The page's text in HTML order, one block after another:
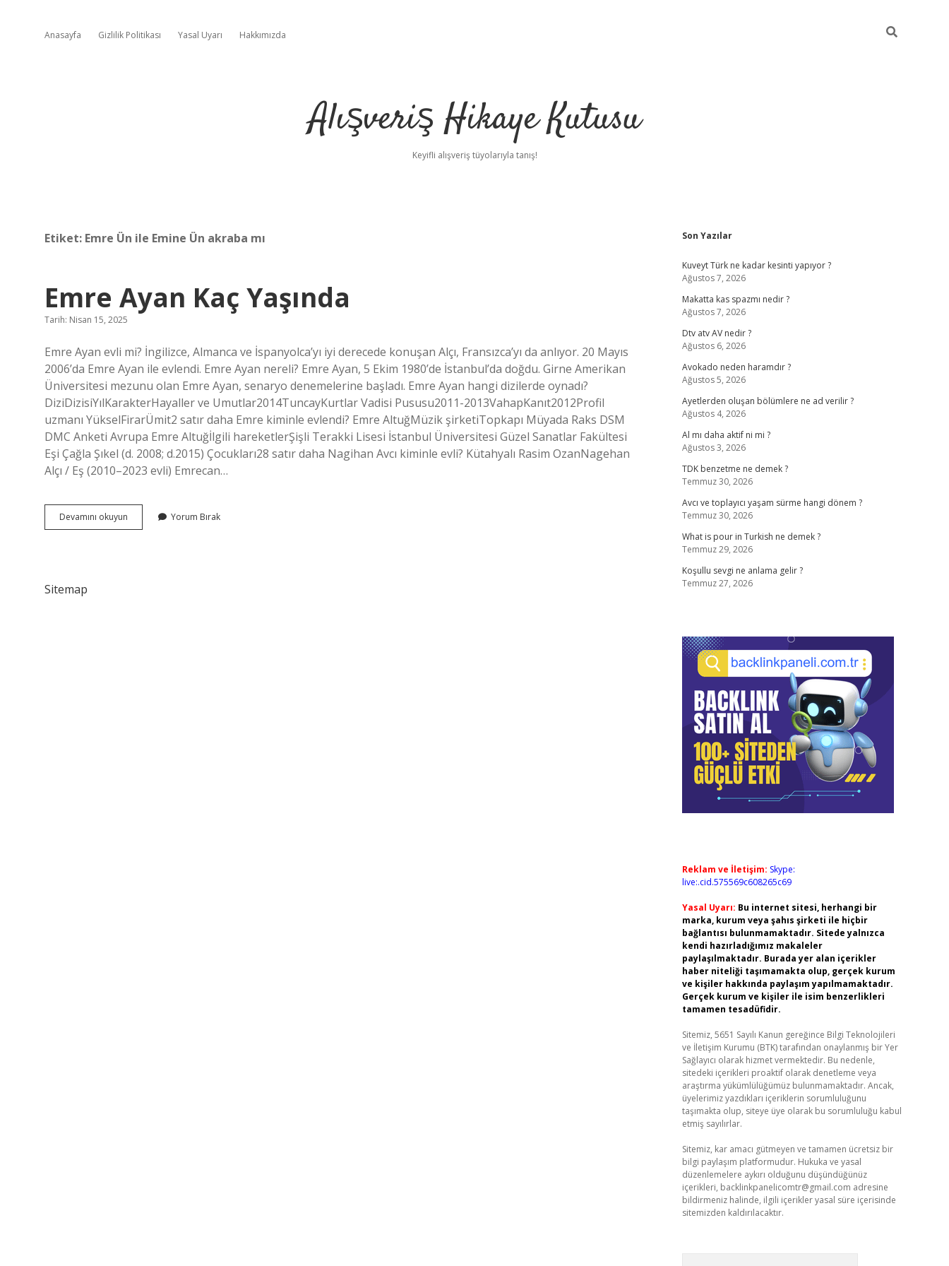
Anasayfa Gizlilik Politikası Yasal Uyarı Hakkımızda
Alışveriş Hikaye Kutusu
Keyifli alışveriş tüyolarıyla tanış!
Etiket: Emre Ün ile Emine Ün akraba mı
Emre Ayan Kaç Yaşında
Tarih: Nisan 15, 2025
Emre Ayan evli mi? İngilizce, Almanca ve İspanyolca’yı iyi derecede konuşan Alçı, Fransızca’yı da anlıyor. 20 Mayıs
2006’da Emre Ayan ile evlendi. Emre Ayan nereli? Emre Ayan, 5 Ekim 1980’de İstanbul’da doğdu. Girne Amerikan
Üniversitesi mezunu olan Emre Ayan, senaryo denemelerine başladı. Emre Ayan hangi dizilerde oynadı?
DiziDizisiYılKarakterHayaller ve Umutlar2014TuncayKurtlar Vadisi Pususu2011-2013VahapKanıt2012Profil
uzmanı YükselFirarÜmit2 satır daha Emre kiminle evlendi? Emre AltuğMüzik şirketiTopkapı Müyada Raks DSM
DMC Anketi Avrupa Emre Altuğİlgili hareketlerŞişli Terakki Lisesi İstanbul Üniversitesi Güzel Sanatlar Fakültesi
Eşi Çağla Şıkel (d. 2008; d.2015) Çocukları28 satır daha Nagihan Avcı kiminle evli? Kütahyalı Rasim OzanNagehan
Alçı / Eş (2010–2023 evli) Emrecan…
Devamını okuyun
Ayan
Yorum Bırak
Sitemap
Sidebar
Son Yazılar
Kuveyt Türk ne kadar kesinti yapıyor ?
Ağustos 7, 2026
Makatta kas spazmı nedir ?
Ağustos 7, 2026
Dtv atv AV nedir ?
Ağustos 6, 2026
Avokado neden haramdır ?
Ağustos 5, 2026
Ayetlerden oluşan bölümlere ne ad verilir ?
Ağustos 4, 2026
Al mı daha aktif ni mi ?
Ağustos 3, 2026
TDK benzetme ne demek ?
Temmuz 30, 2026
Avcı ve toplayıcı yaşam sürme hangi dönem ?
Temmuz 30, 2026
What is pour in Turkish ne demek ?
Temmuz 29, 2026
Koşullu sevgi ne anlama gelir ?
Temmuz 27, 2026
Reklam ve İletişim: Skype:
live:.cid.575569c608265c69
Yasal Uyarı: Bu internet sitesi, herhangi bir
marka, kurum veya şahıs şirketi ile hiçbir
bağlantısı bulunmamaktadır. Sitede yalnızca
kendi hazırladığımız makaleler
paylaşılmaktadır. Burada yer alan içerikler
haber niteliği taşımamakta olup, gerçek kurum
ve kişiler hakkında paylaşım yapılmamaktadır.
Gerçek kurum ve kişiler ile isim benzerlikleri
tamamen tesadüfidir.
Sitemiz, 5651 Sayılı Kanun gereğince Bilgi Teknolojileri
ve İletişim Kurumu (BTK) tarafından onaylanmış bir Yer
Sağlayıcı olarak hizmet vermektedir. Bu nedenle,
sitedeki içerikleri proaktif olarak denetleme veya
araştırma yükümlülüğümüz bulunmamaktadır. Ancak,
üyelerimiz yazdıkları içeriklerin sorumluluğunu
taşımakta olup, siteye üye olarak bu sorumluluğu kabul
etmiş sayılırlar.
Sitemiz, kar amacı gütmeyen ve tamamen ücretsiz bir
bilgi paylaşım platformudur. Hukuka ve yasal
düzenlemelere aykırı olduğunu düşündüğünüz
içerikleri, backlinkpanelicomtr@gmail.com adresine
bildirmeniz halinde, ilgili içerikler yasal süre içerisinde
sitemizden kaldırılacaktır.